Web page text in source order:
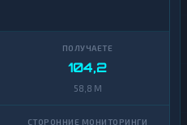
104,2
58,8 M